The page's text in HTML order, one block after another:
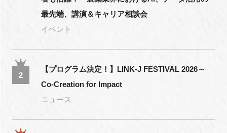
最先端、講演＆キャリア相談会
イベント
2
【プログラム決定！】LINK-J FESTIVAL 2026～
Co-Creation for Impact
ニュース